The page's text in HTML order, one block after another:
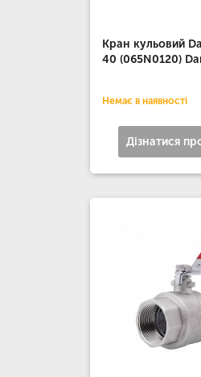
Кран кульовий
40 (065N0120)
Немає в наявності
Дізнатися